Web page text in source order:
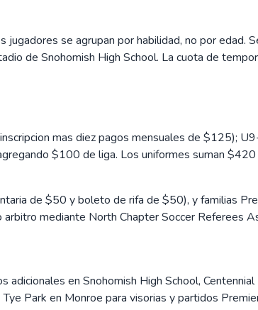
se agrupan por habilidad, no por edad.
de Snohomish High School. La cuota de
mas diez pagos mensuales de $125);
$100 de liga. Los uniformes suman $420
de $50 y boleto de rifa de $50), y familias
mediante North Chapter Soccer Referees
en Snohomish High School,
Park en Monroe para visorias y partidos